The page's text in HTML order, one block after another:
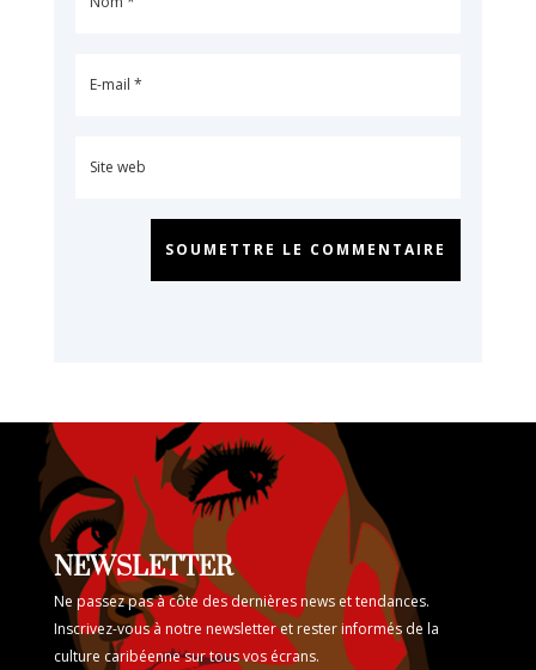
SOUMETTRE LE COMMENTAIRE
NEWSLETTER
Ne passez pas à côte des dernières news et tendances.
Inscrivez-vous à notre newsletter et rester informés de la
culture caribéenne sur tous vos écrans.